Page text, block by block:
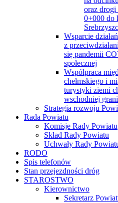
oraz
0+000 do
Wsparcie
z
się pandemii
społecznej
Współpraca
chełmskiego i
turystyki ziemi
wschodniej
Strategia rozwoju
Rada Powiatu
Komisje Rady Powiatu
Skład Rady Powiatu
Uchwały Rady
RODO
Spis telefonów
Stan przejezdności dróg
STAROSTWO
Kierownictwo
Sekretarz